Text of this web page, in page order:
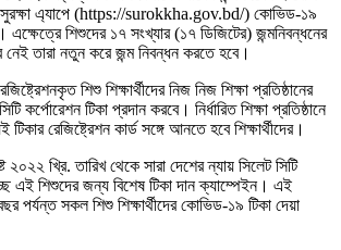
এ্যাপে (https://surokkha.gov.bd/) কোভিড-১৯
এক্ষেত্রে শিশুদের ১৭ সংখ্যার (১৭ ডিজিটের) জন্মনিবন্ধনের
তারা নতুন করে জন্ম নিবন্ধন করতে হবে।
শিশু শিক্ষার্থীদের নিজ নিজ শিক্ষা প্রতিষ্ঠানের
কর্পোরেশন টিকা প্রদান করবে। নির্ধারিত শিক্ষা প্রতিষ্ঠানে
রেজিষ্ট্রেশন কার্ড সঙ্গে আনতে হবে শিক্ষার্থীদের।
খ্রি. তারিখ থেকে সারা দেশের ন্যায় সিলেট সিটি
এই শিশুদের জন্য বিশেষ টিকা দান ক্যাম্পেইন। এই
পর্যন্ত সকল শিশু শিক্ষার্থীদের কোভিড-১৯ টিকা দেয়া